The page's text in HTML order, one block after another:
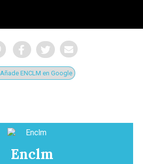
ENCLM en Google
Enclm